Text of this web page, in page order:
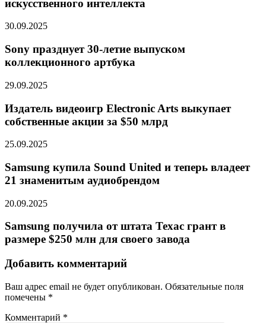
искусственного интеллекта
30.09.2025
Sony празднует 30-летие выпуском
коллекционного артбука
29.09.2025
Издатель видеоигр Electronic Arts выкупает
собственные акции за $50 млрд
25.09.2025
Samsung купила Sound United и теперь владеет
21 знаменитым аудиобрендом
20.09.2025
Samsung получила от штата Техас грант в
размере $250 млн для своего завода
Добавить комментарий
Ваш адрес email не будет опубликован. Обязательные поля
помечены *
Комментарий *